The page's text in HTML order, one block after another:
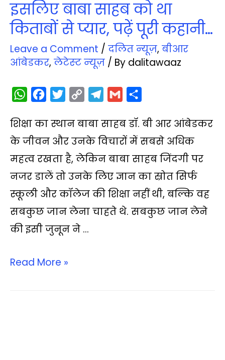
इसलिए बाबा साहब को था
किताबों से प्यार, पढ़ें पूरी कहानी…
Leave a Comment / दलित न्‍यूज़, बीआर
आंबेडकर, लेटेस्‍ट न्‍यूज़ / By dalitawaaz
W
a
t
s
p
c
e
b
o
o
k
i
t
t
p
y
L
i
k
l
e
g
r
m
a
i
l
a
r
e
शिक्षा का स्थान बाबा साहब डॉ. बी आर आंबेडकर
के जीवन और उनके विचारों में सबसे अधिक
महत्व रखता है, लेकिन बाबा साहब जिंदगी पर
नजर डालें तो उनके लिए ज्ञान का स्रोत सिर्फ
स्कूली और कॉलेज की शिक्षा नहीं थी, बल्कि वह
सबकुछ जान लेना चाहते थे. सबकुछ जान लेने
की इसी जुनून ने …
Read More »